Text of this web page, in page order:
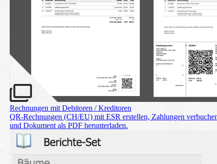
Rechnungen mit Debitoren / Kreditoren
QR-Rechnungen (CH/EU) mit ESR erstellen, Zahlungen
und Dokument als PDF herunterladen.